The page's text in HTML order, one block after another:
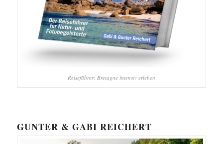
Reiseführer: Bretagne intensiv erleben
GUNTER & GABI REICHERT